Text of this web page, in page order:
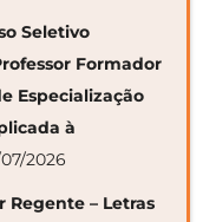
Seletivo
Formador
Especialização
à
2026
Regente – Letras